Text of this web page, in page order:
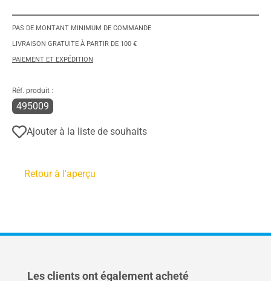
PAS DE MONTANT MINIMUM DE COMMANDE
LIVRAISON GRATUITE À PARTIR DE 100 €
PAIEMENT ET EXPÉDITION
Réf. produit :
495009
Ajouter à la liste de souhaits
Retour à l'aperçu
Ignorer la galerie de produits
Les clients ont également acheté